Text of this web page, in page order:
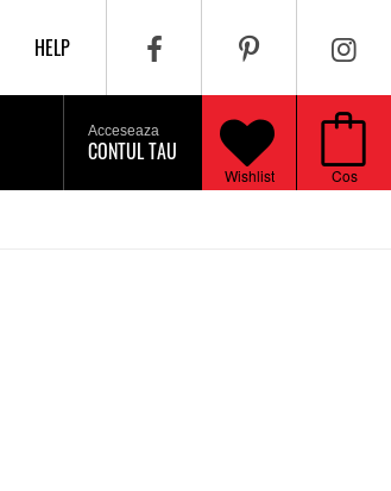
HELP
Cos
Wishlist
Acceseaza
CONTUL TAU